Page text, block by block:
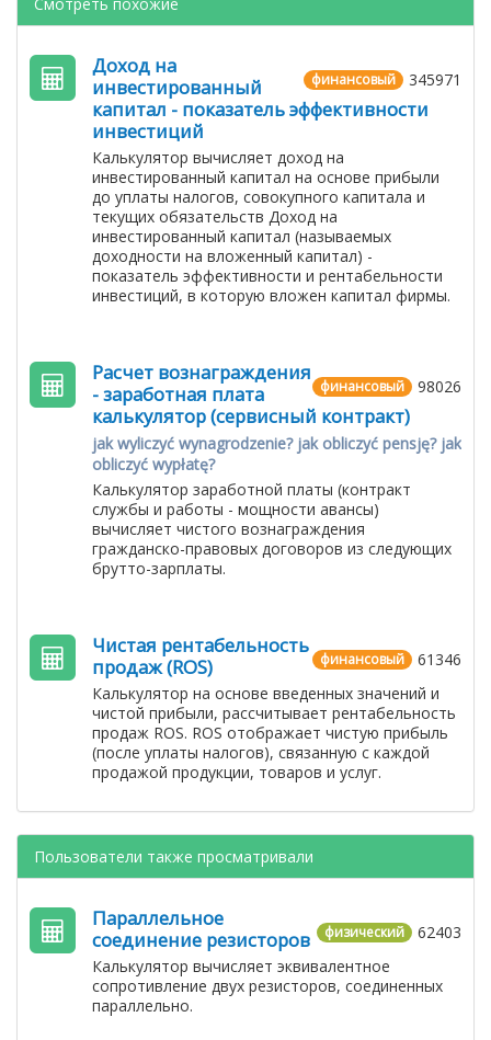
345971
финансовый
Доход на
инвестированный
капитал - показатель эффективности
инвестиций
Калькулятор вычисляет доход на
инвестированный капитал на основе прибыли
до уплаты налогов, совокупного капитала и
текущих обязательств Доход на
инвестированный капитал (называемых
доходности на вложенный капитал) -
показатель эффективности и рентабельности
инвестиций, в которую вложен капитал фирмы.
98026
финансовый
Расчет вознаграждения
- заработная плата
калькулятор (сервисный контракт)
jak wyliczyć wynagrodzenie? jak obliczyć pensję? jak
obliczyć wypłatę?
Калькулятор заработной платы (контракт
службы и работы - мощности авансы)
вычисляет чистого вознаграждения
гражданско-правовых договоров из следующих
брутто-зарплаты.
61346
финансовый
Чистая рентабельность
продаж (ROS)
Калькулятор на основе введенных значений и
чистой прибыли, рассчитывает рентабельность
продаж ROS. ROS отображает чистую прибыль
(после уплаты налогов), связанную с каждой
продажой продукции, товаров и услуг.
Пользователи также просматривали
62403
физический
Параллельное
соединение резисторов
Калькулятор вычисляет эквивалентное
сопротивление двух резисторов, соединенных
параллельно.